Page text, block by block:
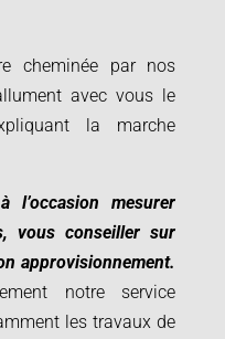
cheminée par nos
avec vous le
la marche
l’occasion mesurer
vous conseiller sur
approvisionnement.
notre service
les travaux de